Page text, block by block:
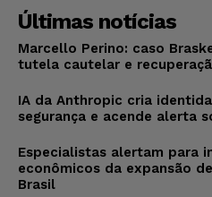
Últimas notícias
Marcello Perino: caso
tutela cautelar e
IA da Anthropic cria
segurança e acende alerta
Especialistas alertam para
econômicos da expansão
Brasil